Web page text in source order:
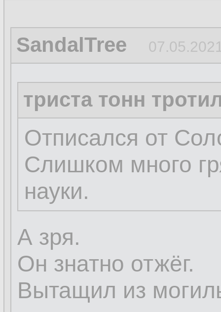
SandalTree
триста тонн
Отписался от
Слишком много
науки.
А зря.
Он знатно отжёг.
Вытащил из